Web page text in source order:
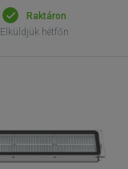
Raktáron
Elküldjük hétfőn